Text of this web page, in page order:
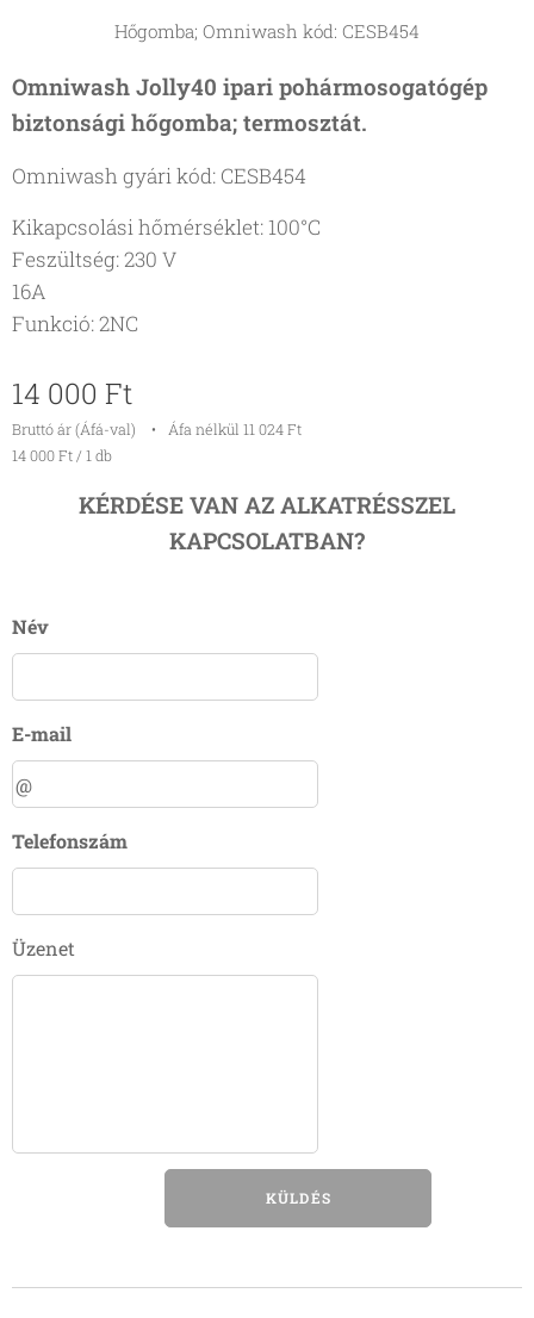
Hőgomba; Omniwash kód: CESB454
Omniwash Jolly40 ipari pohármosogatógép
biztonsági hőgomba; termosztát.
Omniwash gyári kód: CESB454
Kikapcsolási hőmérséklet: 100°C
Feszültség: 230 V
16A
Funkció: 2NC
14 000 Ft
Bruttó ár (Áfá-val)
Áfa nélkül 11 024 Ft
14 000 Ft / 1 db
KÉRDÉSE VAN AZ ALKATRÉSSZEL
KAPCSOLATBAN?
Név
E-mail
Telefonszám
Üzenet
KÜLDÉS